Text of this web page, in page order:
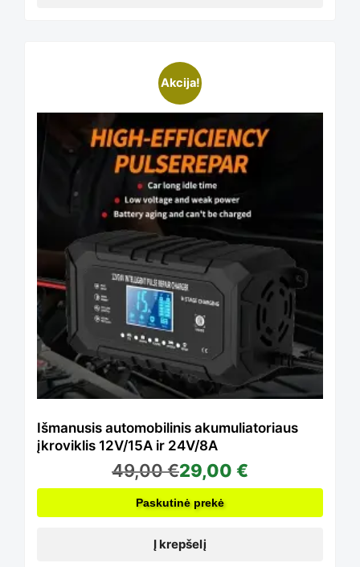
Akcija!
Išmanusis automobilinis akumuliatoriaus
įkroviklis 12V/15A ir 24V/8A
49,00€29,00 €
Paskutinė prekė
Į krepšelį